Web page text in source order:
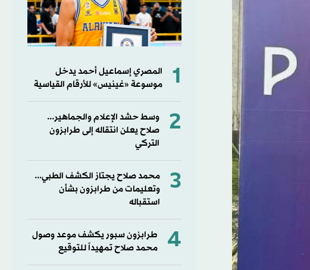
1
المصري إسماعيل أحمد يدخل
موسوعة «غينيس» للأرقام القياسية
2
وسط حشد الإعلام والجماهير...
صلاح يعلن انتقاله إلى طرابزون
التركي
3
محمد صلاح يجتاز الكشف الطبي...
وتعليمات من طرابزون بشأن
استقباله
4
طرابزون سبور يكشف موعد وصول
محمد صلاح تمهيداً للتوقيع